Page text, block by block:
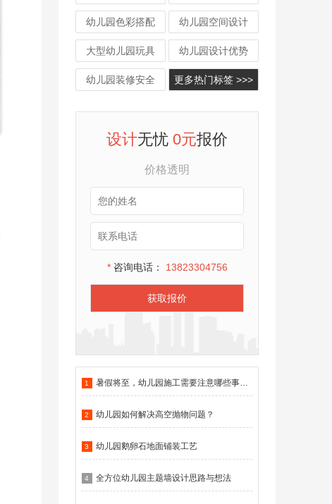
幼儿园色彩搭配 幼儿园空间设计
大型幼儿园玩具 幼儿园设计优势
幼儿园装修安全 更多热门标签 >>>
设计无忧0元报价
价格透明
*咨询电话： 13823304756
获取报价
1 暑假将至，幼儿园施工需要注意哪些事项？
2 幼儿园如何解决高空抛物问题？
3 幼儿园鹅卵石地面铺装工艺
4 全方位幼儿园主题墙设计思路与想法